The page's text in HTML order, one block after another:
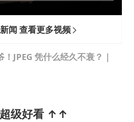
闻 查看更多视频
JPEG 凭什么经久不衰？｜
级好看 ↑↑